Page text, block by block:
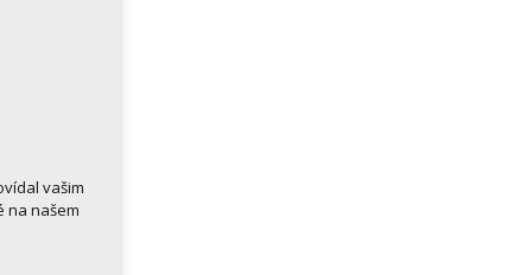
vašim
na našem